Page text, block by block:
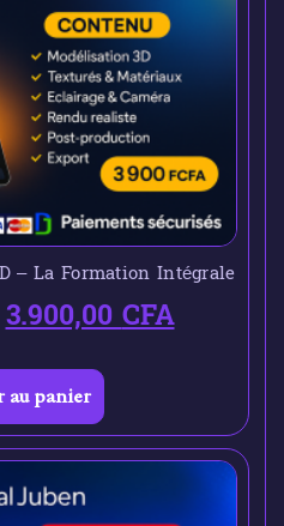
– La Formation Intégrale
3.900,00CFA
au panier